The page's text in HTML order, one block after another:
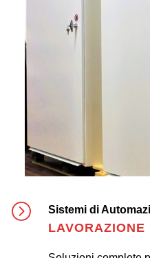
Sistemi di
LAVORAZIONE